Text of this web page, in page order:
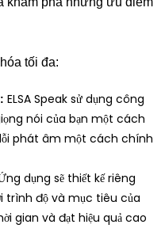
tối đa:
ELSA Speak sử dụng công
nói của bạn một cách
phát âm một cách chính
dụng sẽ thiết kế riêng
trình độ và mục tiêu của
gian và đạt hiệu quả cao